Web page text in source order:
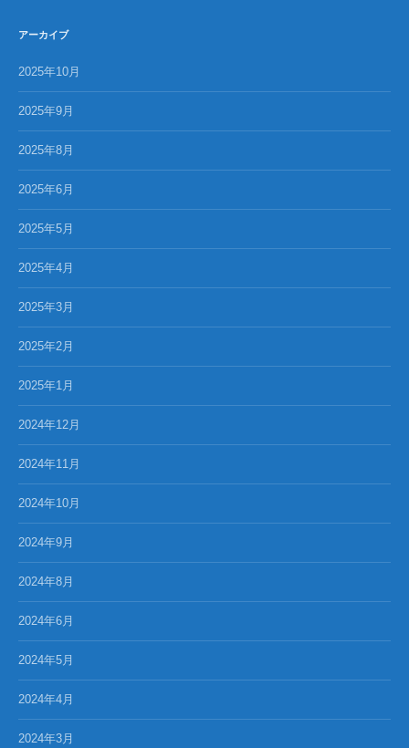
アーカイブ
2025年10月
2025年9月
2025年8月
2025年6月
2025年5月
2025年4月
2025年3月
2025年2月
2025年1月
2024年12月
2024年11月
2024年10月
2024年9月
2024年8月
2024年6月
2024年5月
2024年4月
2024年3月